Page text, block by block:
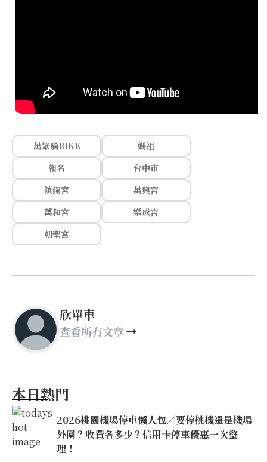
萬眾騎BIKE
媽祖
報名
台中市
鎮瀾宮
萬興宮
萬和宮
樂成宮
朝聖宮
欣單車
查看所有文章
本日熱門
2026桃園機場停車懶人包／要停桃機還是機場
外圍？收費各多少？信用卡停車優惠一次整
理！